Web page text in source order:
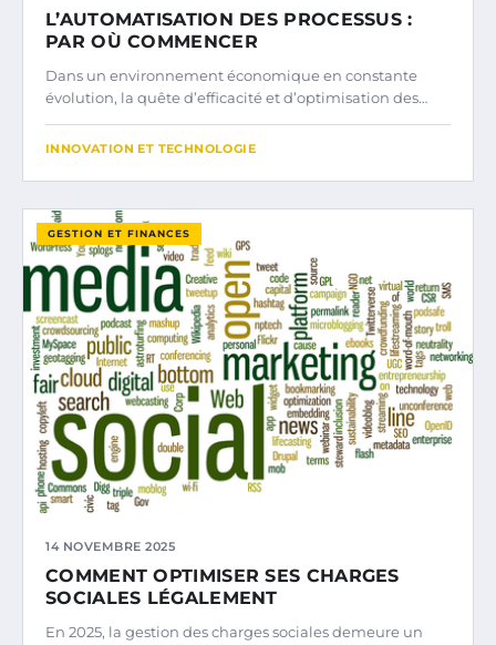
L’AUTOMATISATION DES PROCESSUS :
PAR OÙ COMMENCER
Dans un environnement économique en constante
évolution, la quête d’efficacité et d’optimisation des…
INNOVATION ET TECHNOLOGIE
GESTION ET FINANCES
14 NOVEMBRE 2025
COMMENT OPTIMISER SES CHARGES
SOCIALES LÉGALEMENT
En 2025, la gestion des charges sociales demeure un